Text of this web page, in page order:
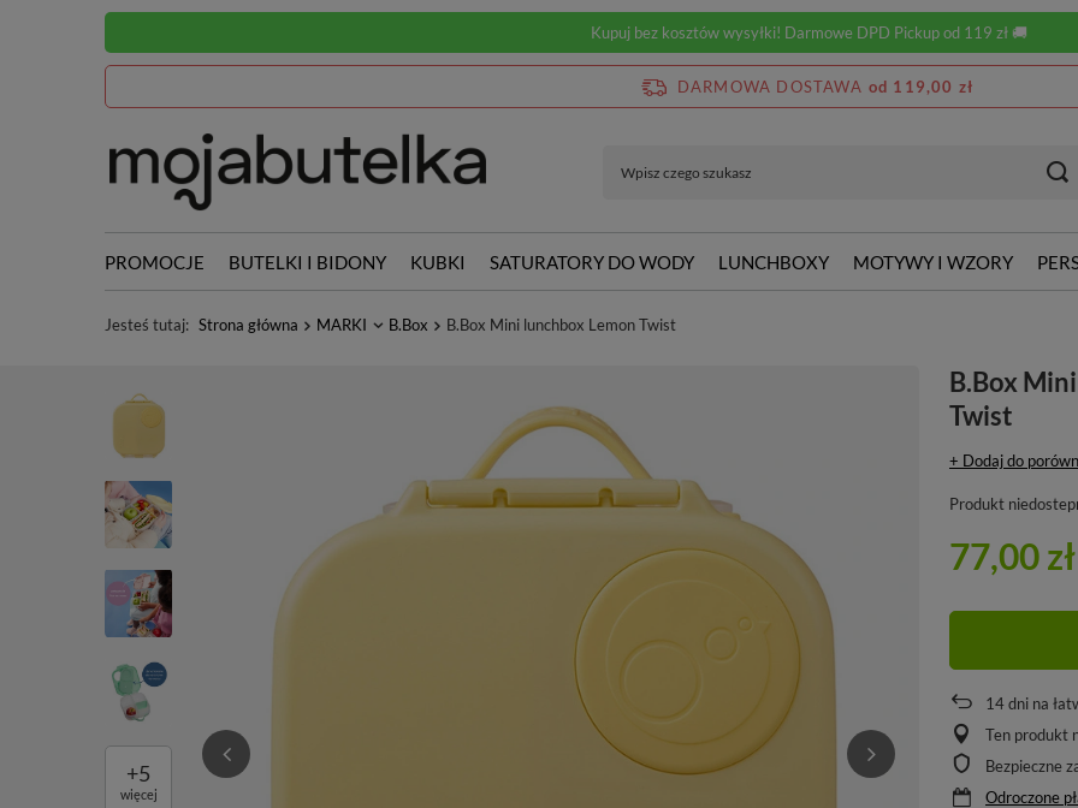
Kupuj bez kosztów wysyłki! Darmowe DPD Pickup od 119 zł 🚚
DARMOWA DOSTAWA od 119,00 zł
PROMOCJE BUTELKI I BIDONY KUBKI SATURATORY DO WODY LUNCHBOXY MOTYWY I WZORY
Jesteś tutaj: Strona główna MARKI B.Box B.Box Mini lunchbox Lemon Twist
+5
więcej
B.Box
Twist
+ Dodaj do
Produkt
77,00 zł
14dni na
Ten produkt
Bezpieczne
Odroczone